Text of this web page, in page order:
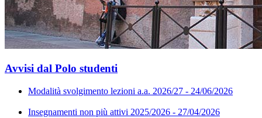
Avvisi dal Polo studenti
Modalità svolgimento lezioni a.a. 2026/27 - 24/06/2026
Insegnamenti non più attivi 2025/2026 - 27/04/2026